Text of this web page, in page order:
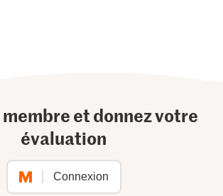
et donnez votre
évaluation
Connexion